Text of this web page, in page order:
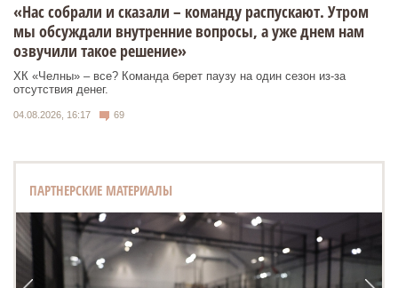
«Нас собрали и сказали – команду распускают. Утром
мы обсуждали внутренние вопросы, а уже днем нам
озвучили такое решение»
ХК «Челны» – все? Команда берет паузу на один сезон из-за
отсутствия денег.
04.08.2026, 16:17 69
ПАРТНЕРСКИЕ МАТЕРИАЛЫ